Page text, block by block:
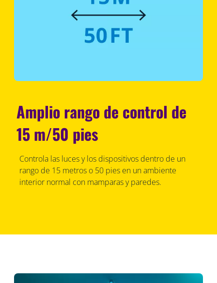
Amplio rango de control de
15 m/50 pies
Controla las luces y los dispositivos dentro de un
rango de 15 metros o 50 pies en un ambiente
interior normal con mamparas y paredes.